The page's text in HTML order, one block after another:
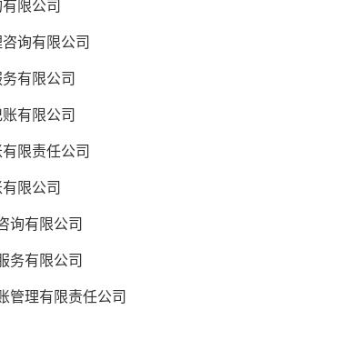
限公司
询有限公司
有限公司
有限公司
限责任公司
限公司
询有限公司
务有限公司
管理有限责任公司